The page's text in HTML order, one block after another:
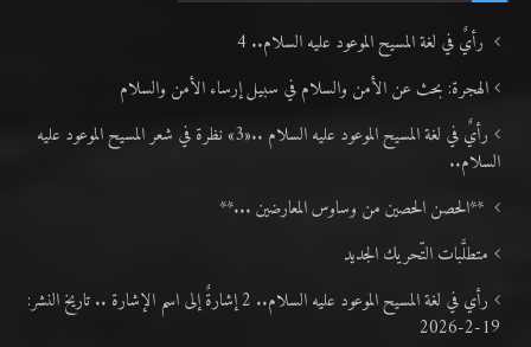
رأيٌ في لغة المسيح الموعود عليه السلام.. 4
الهجرة: بحث عن الأمن والسلام في سبيل إرساء الأمن والسلام
رأيٌ في لغة المسيح الموعود عليه السلام ..«3» نظرة في شعر المسيح الموعود عليه
السلام..
**الحصن الحصين من وساوس المعارضين ...**
متطلَّبات التّحريك الجديد
رأي في لغة المسيح الموعود عليه السلام.. 2 إشارةٌ إلى اسم الإشارة .. تاريخ النشر:
19-2-2026